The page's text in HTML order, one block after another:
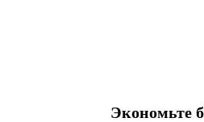
Экономьте